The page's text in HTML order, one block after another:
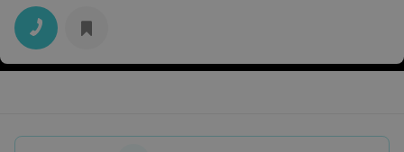
бесценный труд, высокий профессионализм
и трепетное отношение к пациентам,за заботливость
и чуткость. Успехов вам, благополучия и здоровья.